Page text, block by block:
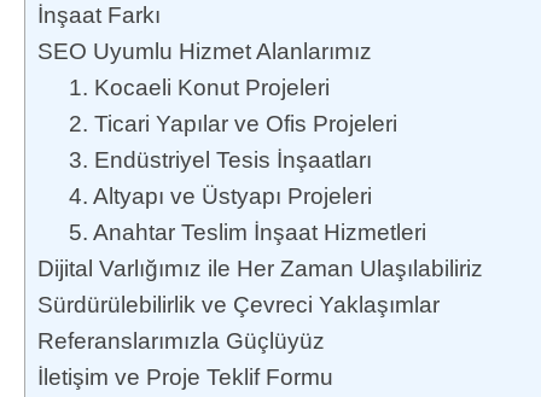
İnşaat Farkı
SEO Uyumlu Hizmet Alanlarımız
1. Kocaeli Konut Projeleri
2. Ticari Yapılar ve Ofis Projeleri
3. Endüstriyel Tesis İnşaatları
4. Altyapı ve Üstyapı Projeleri
5. Anahtar Teslim İnşaat Hizmetleri
Dijital Varlığımız ile Her Zaman Ulaşılabiliriz
Sürdürülebilirlik ve Çevreci Yaklaşımlar
Referanslarımızla Güçlüyüz
İletişim ve Proje Teklif Formu